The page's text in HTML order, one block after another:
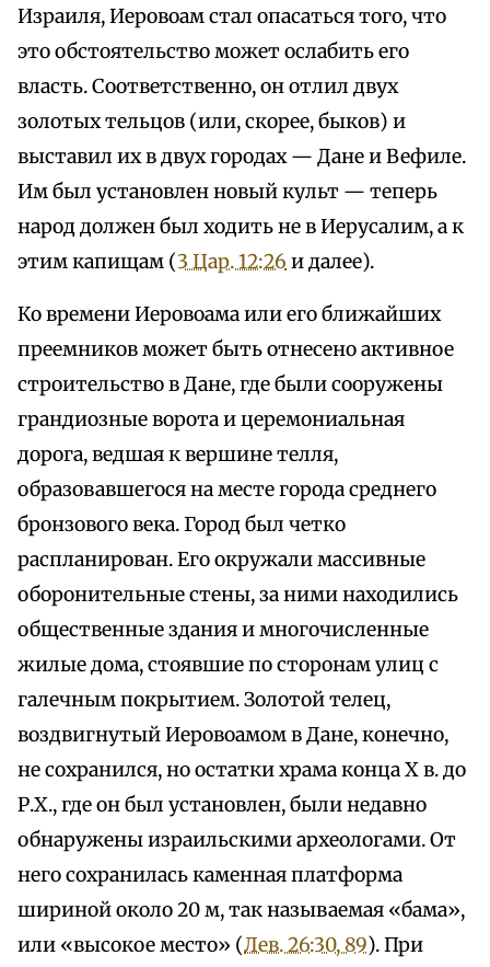
Израиля, Иеровоам стал опасаться того, что
это обстоятельство может ослабить его
власть. Соответственно, он отлил двух
золотых тельцов (или, скорее, быков) и
выставил их в двух городах — Дане и Вефиле.
Им был установлен новый культ — теперь
народ должен был ходить не в Иерусалим, а к
этим капищам (3 Цар. 12:26 и далее).
Ко времени Иеровоама или его ближайших
преемников может быть отнесено активное
строительство в Дане, где были сооружены
грандиозные ворота и церемониальная
дорога, ведшая к вершине телля,
образовавшегося на месте города среднего
бронзового века. Город был четко
распланирован. Его окружали массивные
оборонительные стены, за ними находились
общественные здания и многочисленные
жилые дома, стоявшие по сторонам улиц с
галечным покрытием. Золотой телец,
воздвигнутый Иеровоамом в Дане, конечно,
не сохранился, но остатки храма конца X в. до
Р.Х., где он был установлен, были недавно
обнаружены израильскими археологами. От
него сохранилась каменная платформа
шириной около 20 м, так называемая «бама»,
или «высокое место» (Лев. 26:30, 89). При